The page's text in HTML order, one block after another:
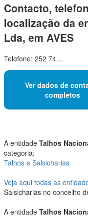
Contacto,
localização da
Lda, em AVES
Telefone: 252 74...
Ver dados de
completos
A entidade Talhos
categoria:
Talhos e Salsicharias
Veja aqui todas as
Salsicharias no concelho
A entidade Talhos